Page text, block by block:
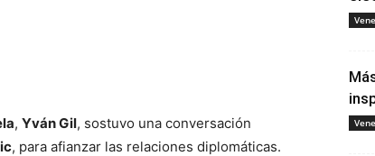
, Yván Gil, sostuvo una conversación
, para afianzar las relaciones diplomáticas.